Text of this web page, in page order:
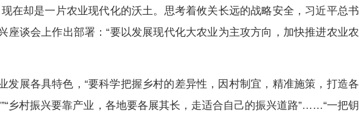
现在却是一片农业现代化的沃土。思考着攸关长远的战略安全，习近平总书
座谈会上作出部署：“要以发展现代化大农业为主攻方向，加快推进农业农
发展各具特色，“要科学把握乡村的差异性，因村制宜，精准施策，打造各
乡村振兴要靠产业，各地要各展其长，走适合自己的振兴道路”……“一把钥